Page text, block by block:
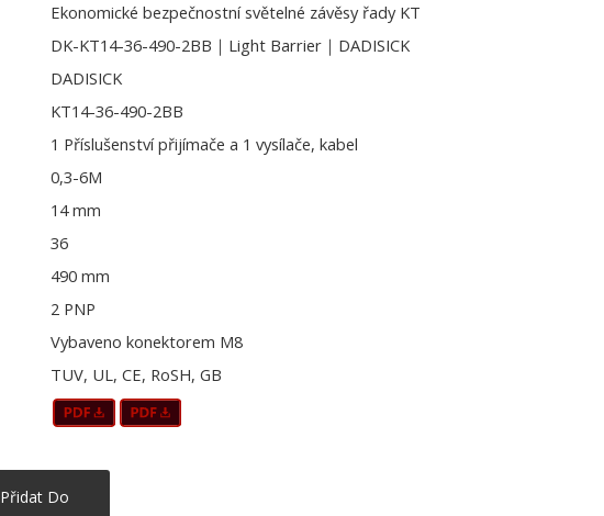
Ekonomické bezpečnostní světelné závěsy řady KT
DK-KT14-36-490-2BB｜Light Barrier｜DADISICK
DADISICK
KT14-36-490-2BB
1 Příslušenství přijímače a 1 vysílače, kabel
0,3-6M
14 mm
36
490 mm
2 PNP
Vybaveno konektorem M8
TUV, UL, CE, RoSH, GB
Přidat Do